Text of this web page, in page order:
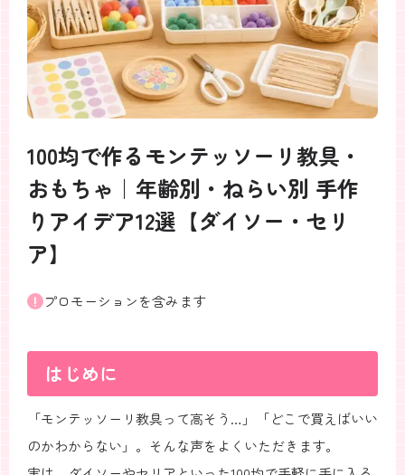
100均で作るモンテッソーリ教具・
おもちゃ｜年齢別・ねらい別 手作
りアイデア12選【ダイソー・セリ
ア】
プロモーションを含みます
はじめに
「モンテッソーリ教具って高そう…」「どこで買えばいい
のかわからない」。そんな声をよくいただきます。